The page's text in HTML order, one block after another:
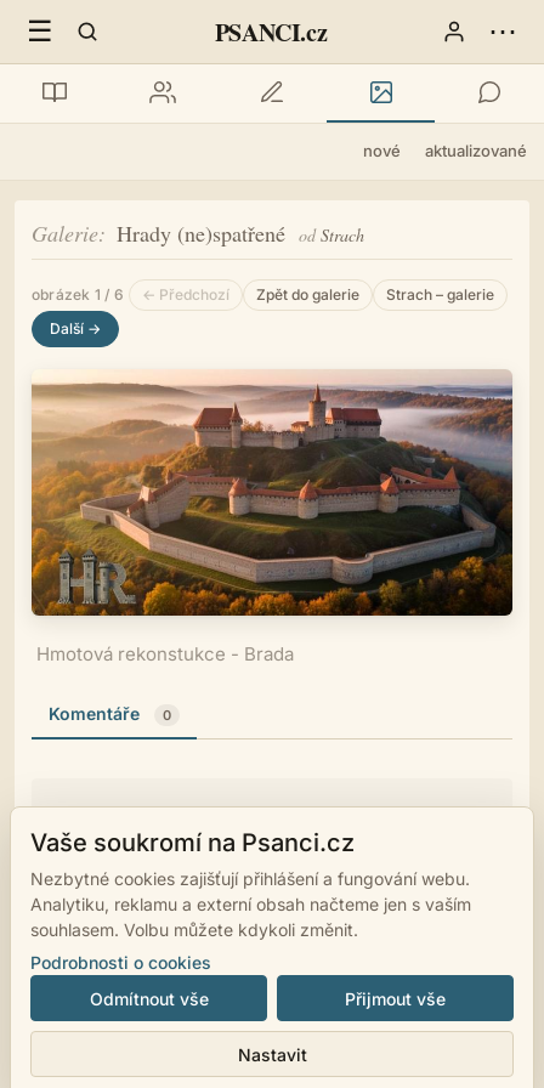
☰ PSANCI.cz ⋯
nové aktualizované
Galerie Hrady (ne)spatřené odStrach
obrázek 1 / 6 ← Předchozí Zpět do galerie
Strach – galerie
Další →
Hmotová rekonstukce - Brada
Komentáře 0
Ještě nikdo nekomentoval.
Pokud chcete vložit komentář, musíte se přihlásit.
Nastavení cookies
by LUKiO
Vaše soukromí na Psanci.cz
Nezbytné cookies zajišťují přihlášení a fungování webu.
Analytiku, reklamu a externí obsah načteme jen s vaším
souhlasem. Volbu můžete kdykoli změnit.
Podrobnosti o cookies
Odmítnout vše
Nastavit
Přijmout vše